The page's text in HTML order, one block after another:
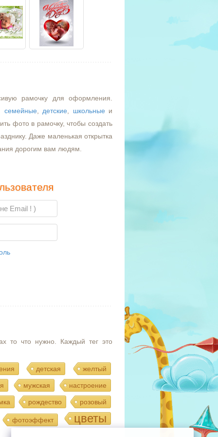
рамочку для оформления.
семейные детские школьные и
фото в рамочку, чтобы создать
Даже маленькая открытка
дорогим вам людям.
то что нужно. Каждый тег это
детская желтый
мужская настроение
рождество розовый
фотоэффект цветы